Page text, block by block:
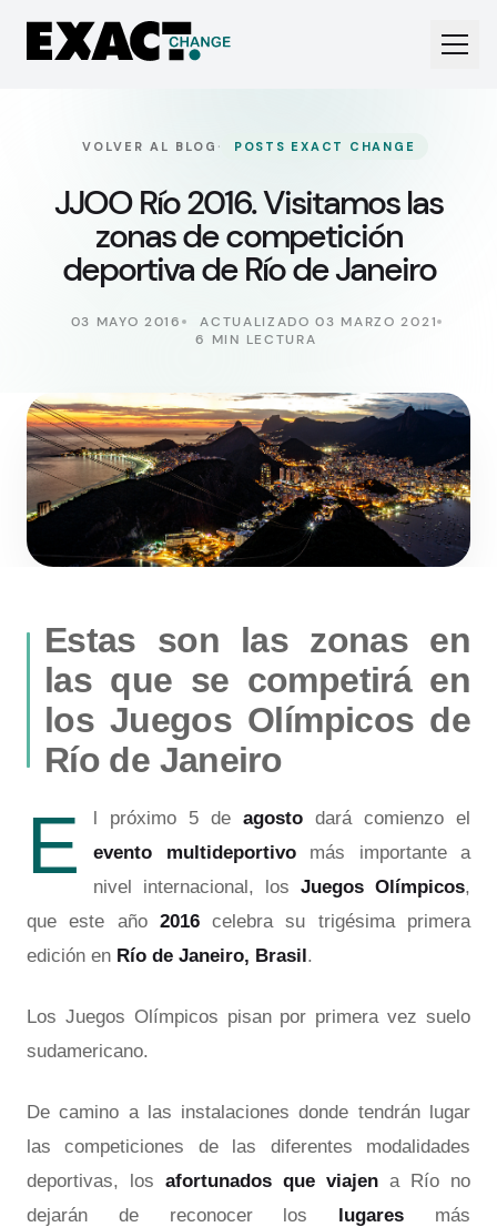
VOLVER AL BLOG · POSTS EXACT CHANGE
JJOO Río 2016. Visitamos las
zonas de competición
deportiva de Río de Janeiro
03 MAYO 2016
ACTUALIZADO 03 MARZO 2021
6 MIN LECTURA
Estas son las zonas en
las que se competirá en
los Juegos Olímpicos de
Río de Janeiro
E l próximo 5 de agosto dará comienzo el
evento multideportivomás importante a
nivel internacional, los Juegos Olímpicos,
que este año 2016celebra su trigésima primera
edición en Río de Janeiro, Brasil.
Los Juegos Olímpicos pisan por primera vez suelo
sudamericano.
De camino a las instalaciones donde tendrán lugar
las competiciones de las diferentes modalidades
deportivas, los afortunados que viajen a Río no
dejarán de reconocer los lugares más